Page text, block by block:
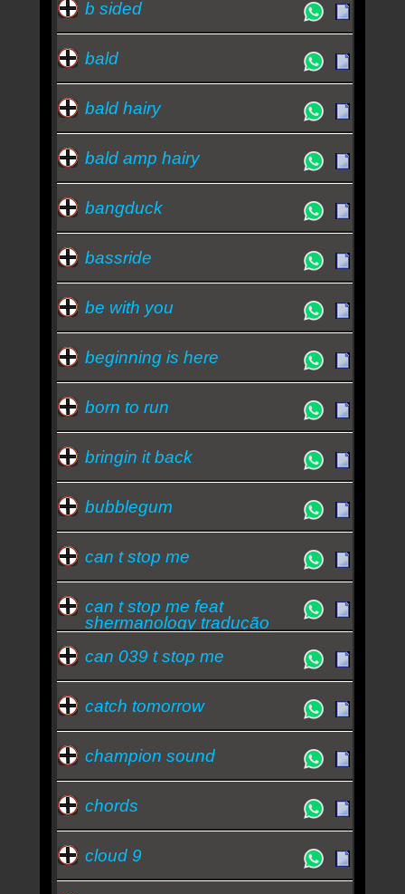
b sided
bald
bald hairy
bald amp hairy
bangduck
bassride
be with you
beginning is here
born to run
bringin it back
bubblegum
can t stop me
can t stop me feat
shermanology tradução
can 039 t stop me
catch tomorrow
champion sound
chords
cloud 9